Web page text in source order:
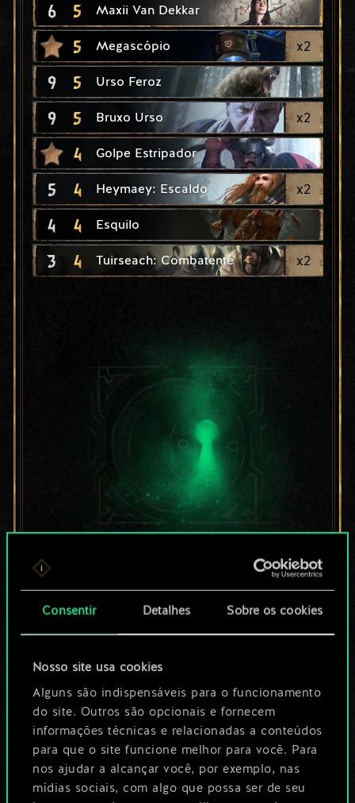
Consentir Detalhes Sobre os cookies
Nosso site usa cookies
Alguns são indispensáveis para o funcionamento
do site. Outros são opcionais e fornecem
informações técnicas e relacionadas a conteúdos
para que o site funcione melhor para você. Para
nos ajudar a alcançar você, por exemplo, nas
mídias sociais, com algo que possa ser de seu
6 5 Maxii Van Dekkar
5 Megascópio x2
9 5 Urso Feroz
9 5 Bruxo Urso x2
4 Golpe Estripador
5 4 Heymaey: Escaldo x2
4 4 Esquilo
3 4 Tuirseach: Combatente x2
Por enquanto, isto é
apenas um conjunto
de cartas
compartilhado.
No entanto, dá para
ser muito mais!